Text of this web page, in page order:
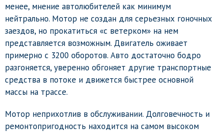
менее, мнение автолюбителей как минимум
нейтрально. Мотор не создан для серьезных гоночных
заездов, но прокатиться «с ветерком» на нем
представляется возможным. Двигатель оживает
примерно с 3200 оборотов. Авто достаточно бодро
разгоняется, уверенно обгоняет другие транспортные
средства в потоке и движется быстрее основной
массы на трассе.
Мотор неприхотлив в обслуживании. Долговечность и
ремонтопригодность находится на самом высоком